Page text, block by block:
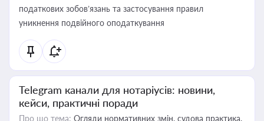
податкових зобов’язань та застосування правил
уникнення подвійного оподаткування
Telegram канали для нотаріусів: новини,
кейси, практичні поради
Про що тема: Огляди нормативних змін, судова практика,